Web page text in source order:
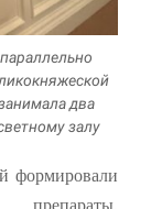
два
залу
формировали
препараты,